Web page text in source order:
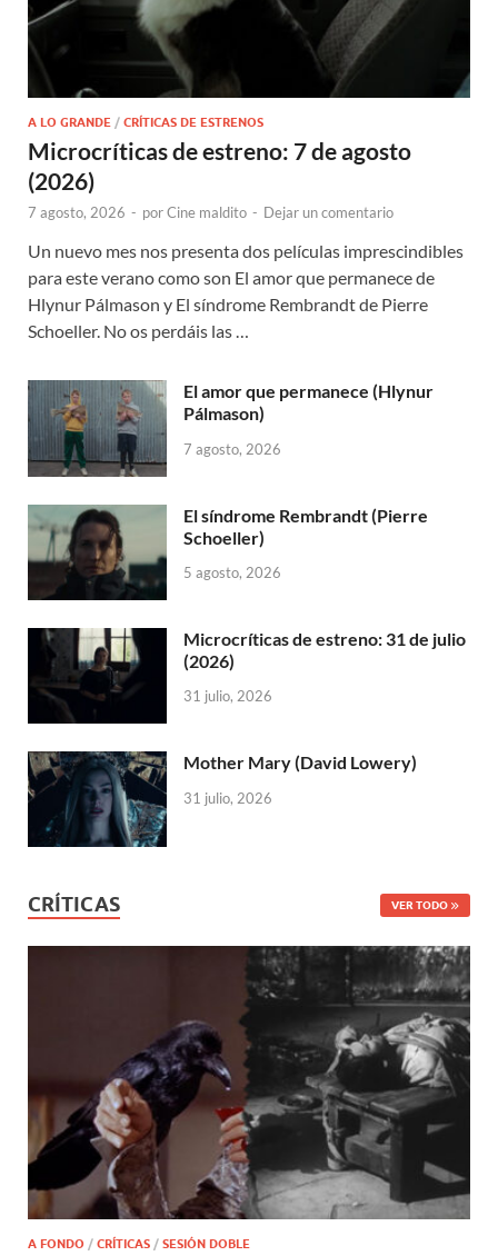
A LO GRANDE / CRÍTICAS DE ESTRENOS
Microcríticas de estreno: 7 de agosto
(2026)
7 agosto, 2026 - porCine maldito - Dejar un comentario
Un nuevo mes nos presenta dos películas imprescindibles
para este verano como son El amor que permanece de
Hlynur Pálmason y El síndrome Rembrandt de Pierre
Schoeller. No os perdáis las …
El amor que permanece (Hlynur
Pálmason)
7 agosto, 2026
El síndrome Rembrandt (Pierre
Schoeller)
5 agosto, 2026
Microcríticas de estreno: 31 de julio
(2026)
31 julio, 2026
Mother Mary (David Lowery)
31 julio, 2026
CRÍTICAS VER TODO
A FONDO / CRÍTICAS / SESIÓN DOBLE